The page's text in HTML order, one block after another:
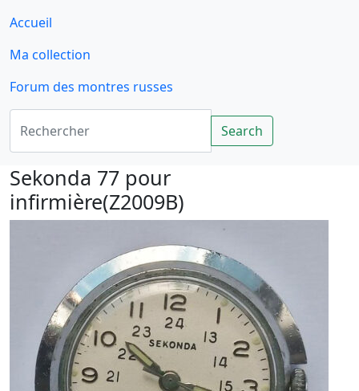
Accueil
Ma collection
Forum des montres russes
Rechercher
Search
Sekonda 77 pour
infirmière(Z2009B)